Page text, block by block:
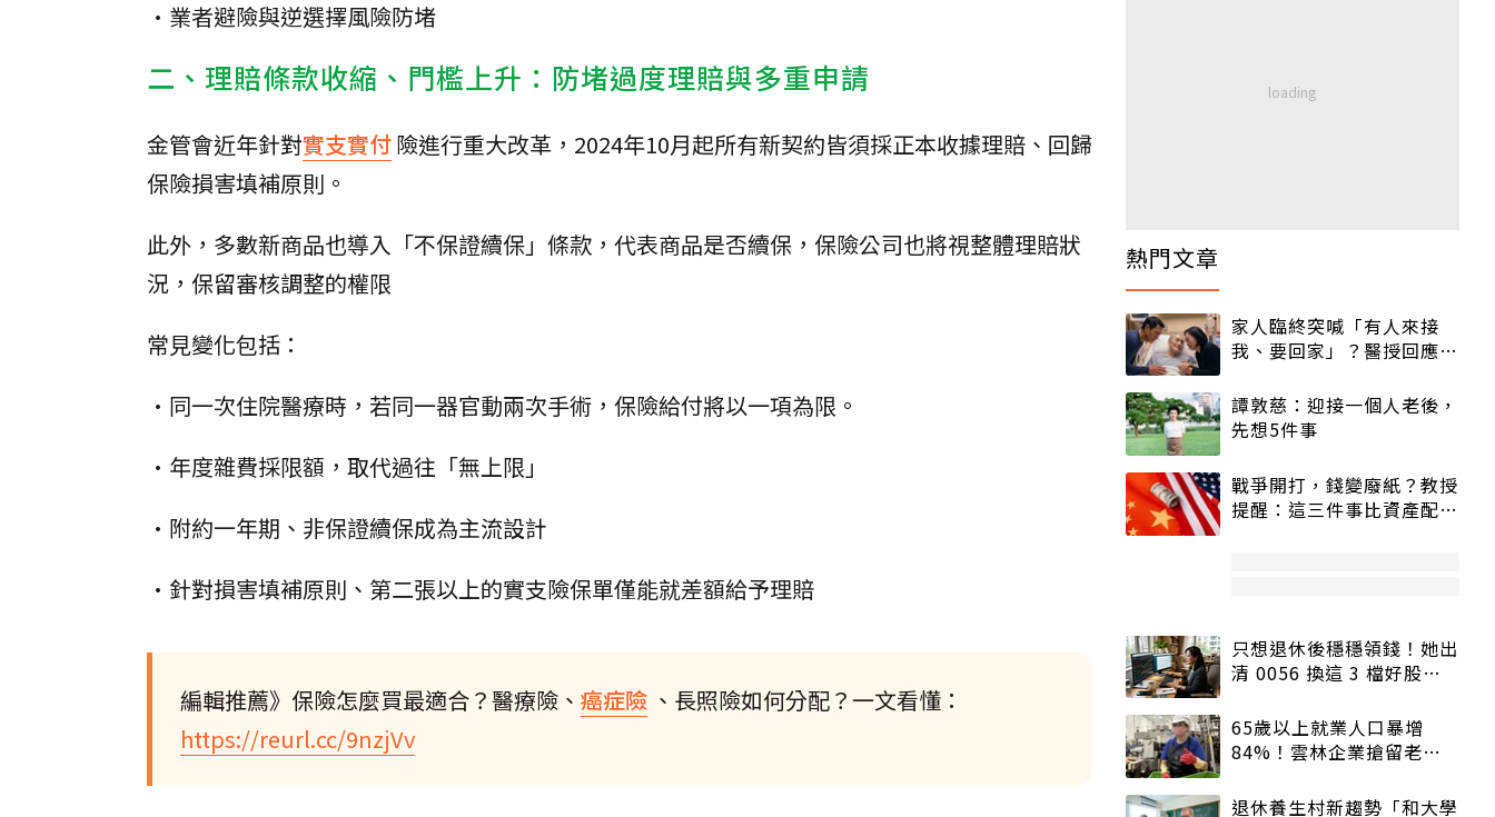
•業者避險與逆選擇風險防堵
二、理賠條款收縮、門檻上升：防堵過度理賠與多重申請
金管會近年針對實支實付險進行重大改革，2024年10月起所有新契約皆須採正本收據理賠、回歸
保險損害填補原則。
此外，多數新商品也導入「不保證續保」條款，代表商品是否續保，保險公司也將視整體理賠狀
況，保留審核調整的權限
常見變化包括：
•同一次住院醫療時，若同一器官動兩次手術，保險給付將以一項為限。
•年度雜費採限額，取代過往「無上限」
•附約一年期、非保證續保成為主流設計
•針對損害填補原則、第二張以上的實支險保單僅能就差額給予理賠
編輯推薦》保險怎麼買最適合？醫療險、 癌症險 、長照險如何分配？一文看懂：
https://reurl.cc/9nzjVv
熱門文章
家人臨終突喊「有人來接
我、要回家」？醫授回應方
譚敦慈：迎接一個人老後，
先想5件事
戰爭開打，錢變廢紙？教授
提醒：這三件事比資產配置
只想退休後穩穩領錢！她出
清 0056 換這 3 檔好股：
65歲以上就業人口暴增
84%！雲林企業搶留老員
退休養生村新趨勢「和大學